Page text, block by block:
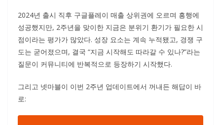
2024년 출시 직후 구글플레이 매출 상위권에 오르며 흥행에
성공했지만, 2주년을 맞이한 지금은 분위기 환기가 필요한 시
점이라는 평가가 많았다. 성장 요소는 계속 누적됐고, 경쟁 구
도는 굳어졌으며, 결국 “지금 시작해도 따라갈 수 있나?”라는
질문이 커뮤니티에 반복적으로 등장하기 시작했다.
그리고 넷마블이 이번 2주년 업데이트에서 꺼내든 해답이 바
로: